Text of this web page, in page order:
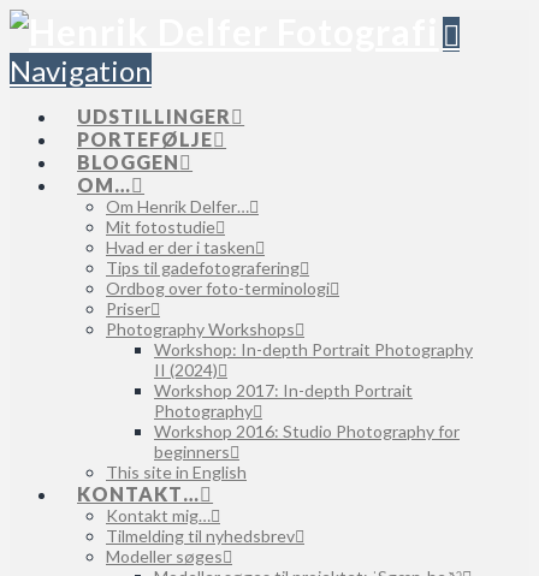
Navigation
UDSTILLINGER
PORTEFØLJE
BLOGGEN
OM…
Om Henrik Delfer…
Mit fotostudie
Hvad er der i tasken
Tips til gadefotografering
Ordbog over foto-terminologi
Priser
Photography Workshops
Workshop: In-depth Portrait Photography
II (2024)
Workshop 2017: In-depth Portrait
Photography
Workshop 2016: Studio Photography for
beginners
This site in English
KONTAKT…
Kontakt mig…
Tilmelding til nyhedsbrev
Modeller søges